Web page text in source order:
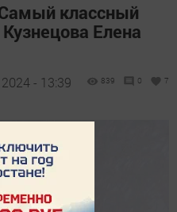
классный
Елена
- 13:39 839 0 7